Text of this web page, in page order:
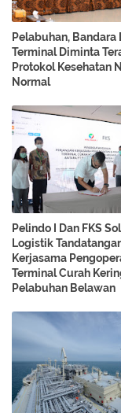
Pelabuhan, Bandara
Terminal Diminta
Protokol Kesehatan
Normal
Pelindo I Dan FKS
Logistik
Kerjasama
Terminal Curah
Pelabuhan Belawan